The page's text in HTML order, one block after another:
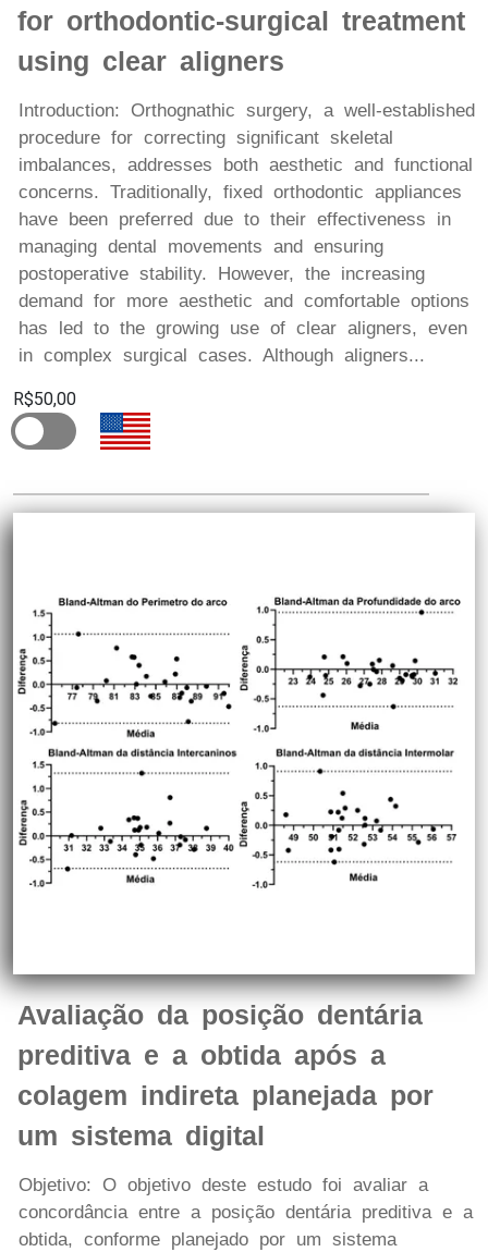
for orthodontic-surgical treatment
using clear aligners
Introduction: Orthognathic surgery, a well-established
procedure for correcting significant skeletal
imbalances, addresses both aesthetic and functional
concerns. Traditionally, fixed orthodontic appliances
have been preferred due to their effectiveness in
managing dental movements and ensuring
postoperative stability. However, the increasing
demand for more aesthetic and comfortable options
has led to the growing use of clear aligners, even
in complex surgical cases. Although aligners...
R$50,00
Avaliação da posição dentária
preditiva e a obtida após a
colagem indireta planejada por
um sistema digital
Objetivo: O objetivo deste estudo foi avaliar a
concordância entre a posição dentária preditiva e a
obtida, conforme planejado por um sistema